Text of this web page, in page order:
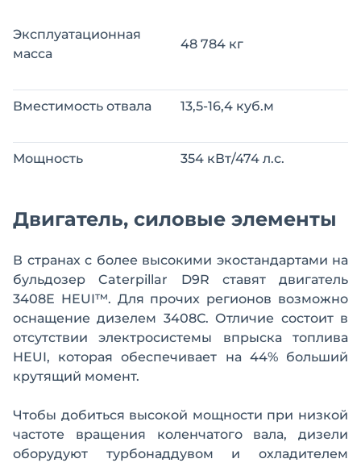
Эксплуатационная
масса
48 784 кг
Вместимость отвала 13,5-16,4 куб.м
Мощность 354 кВт/474 л.с.
Двигатель, силовые элементы
В странах с более высокими экостандартами на
бульдозер Caterpillar D9R ставят двигатель
3408Е HEUI™. Для прочих регионов возможно
оснащение дизелем 3408С. Отличие состоит в
отсутствии электросистемы впрыска топлива
HEUI, которая обеспечивает на 44% больший
крутящий момент.
Чтобы добиться высокой мощности при низкой
частоте вращения коленчатого вала, дизели
оборудуют турбонаддувом и охладителем